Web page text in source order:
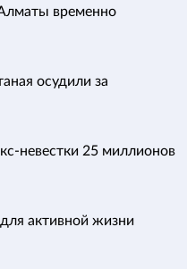
временно
осудили за
невестки 25 миллионов
активной жизни